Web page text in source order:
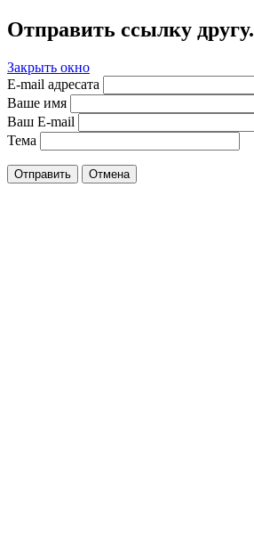
Отправить ссылку другу.
Закрыть окно
E-mail адресата
Ваше имя
Ваш E-mail
Тема
Отправить Отмена